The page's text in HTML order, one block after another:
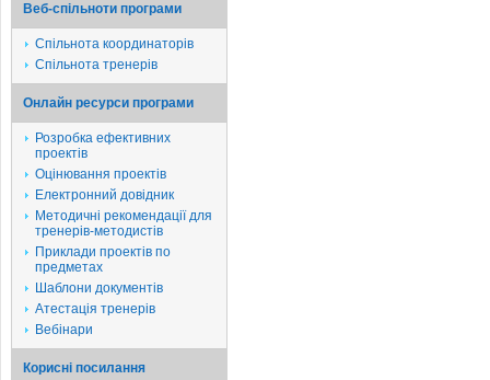
Веб-спільноти програми
Спільнота координаторів
Спільнота тренерів
Онлайн ресурси програми
Розробка ефективних
проектів
Оцінювання проектів
Електронний довідник
Методичні рекомендації для
тренерів-методистів
Приклади проектів по
предметах
Шаблони документів
Атестація тренерів
Вебінари
Корисні посилання